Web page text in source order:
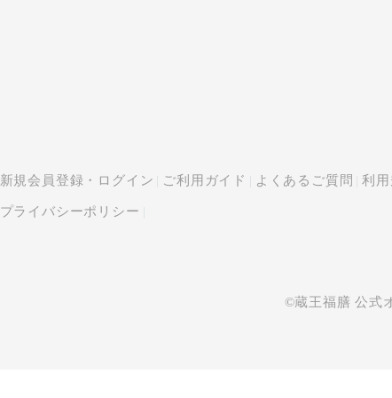
新規会員登録・ログイン ご利用ガイド よくあるご質問 利
プライバシーポリシー
©蔵王福膳 公式